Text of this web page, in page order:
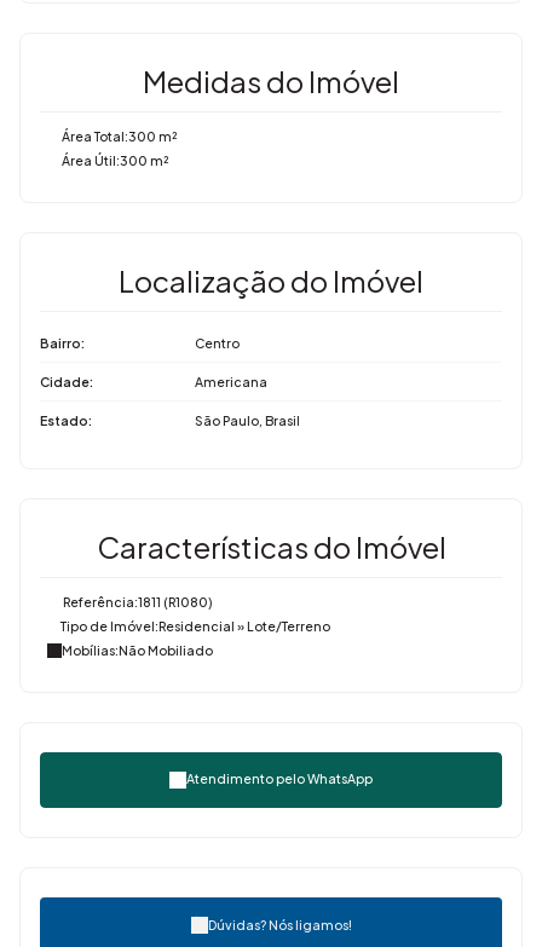
Medidas do Imóvel
Área Total:300 m²
Área Útil:300 m²
Localização do Imóvel
Bairro: Centro
Cidade: Americana
Estado: São Paulo, Brasil
Características do Imóvel
Referência:1811 (R1080)
Tipo de Imóvel:Residencial »Lote/Terreno
Mobílias:Não Mobiliado
Atendimento peloWhatsApp
Dúvidas? Nós ligamos!